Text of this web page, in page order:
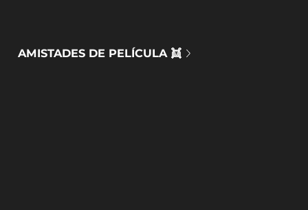
AMISTADES DE PELÍCULA 👯